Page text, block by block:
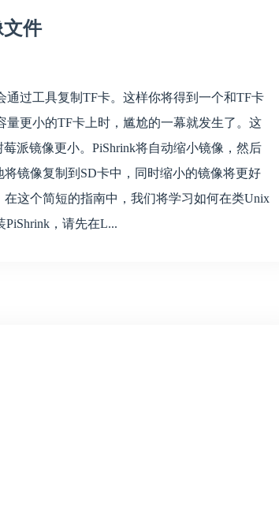
件
过工具复制TF卡。这样你将得到一个和TF卡
更小的TF卡上时，尴尬的一幕就发生了。这
派镜像更小。PiShrink将自动缩小镜像，然后
镜像复制到SD卡中，同时缩小的镜像将更好
这个简短的指南中，我们将学习如何在类Unix
，请先在L...